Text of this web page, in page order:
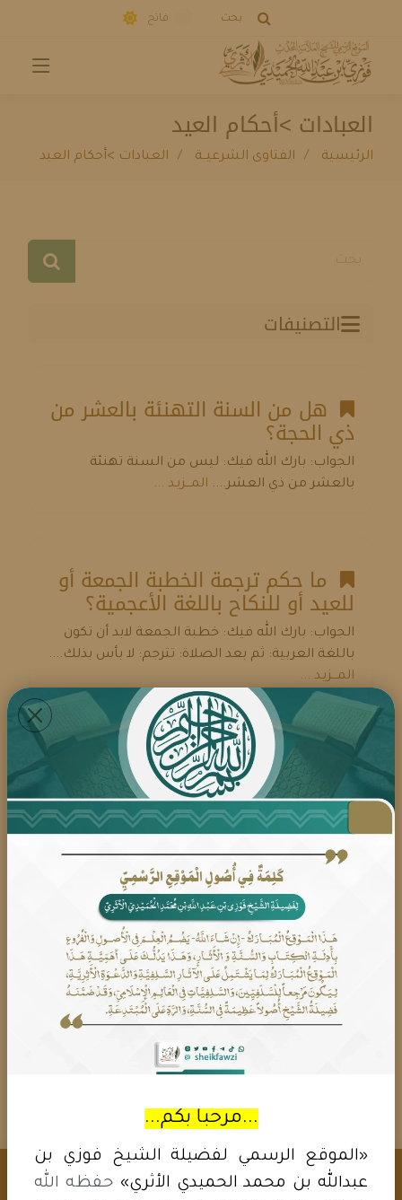
بحث فاتح
العبادات >أحكام العيد
الرئيسية الفتاوى الشرعيــة العبادات >أحكام العيد
التصنيفات
هل من السنة التهنئة بالعشر من
ذي الحجة؟
الجواب: بارك الله فيك: ليس من السنة تهنئة
بالعشر من ذي العشر.... المـــزيـد ...
ما حكم ترجمة الخطبة الجمعة أو
للعيد أو للنكاح باللغة الأعجمية؟
الجواب: بارك الله فيك: خطبة الجمعة لابد أن تكون
باللغة العربية: ثم بعد الصلاة: تترجم: لا بأس بذلك....
المـــزيـد ...
هل يشرع قيام ليلة العيد؟
الجواب: بارك الله فيك: لا يشرع قيام الليل، في ليلة
العيد، الحديث ضعيف جدا في ذلك....المـــزيـد ...
أحسن الله إليكم لو صادف العيد
الجمعة هل تسقط صلاة الجمعة؟
الجواب: بارك الله فيك؛ ما تسقط الجمعة لأن
الأحاديث التي استدلوا بها ضعيفة....المـــزيـد ...
1 - 4 من أصل ( 4 ) (مادة)
...مرحبا بكم...
«الموقع الرسمي لفضيلة الشيخ فوزي بن
عبدالله بن محمد الحميدي الأثري» حفظه الله